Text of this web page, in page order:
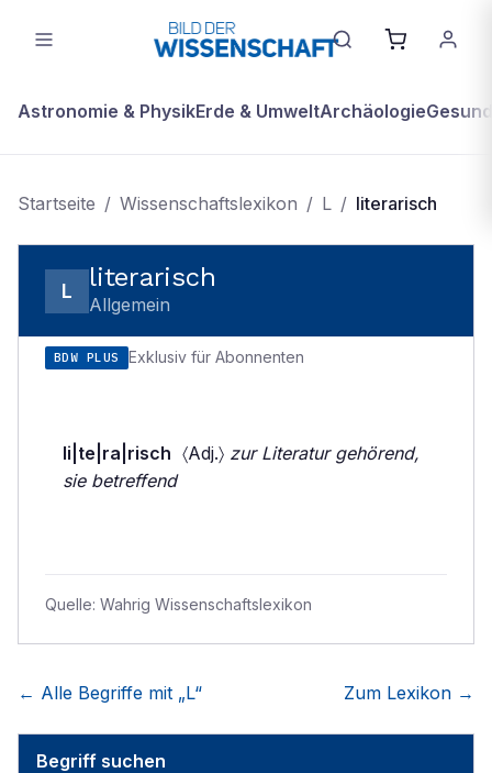
Astronomie & PhysikErde & UmweltArchäologie
Startseite / Wissenschaftslexikon / L / literarisch
L literarisch
Allgemein
BDW PLUS Exklusiv für Abonnenten
li|te|ra|risch 〈Adj.〉 zur Literatur gehörend,
sie betreffend
Quelle: Wahrig Wissenschaftslexikon
← Alle Begriffe mit „L“ Zum Lexikon →
Begriff suchen